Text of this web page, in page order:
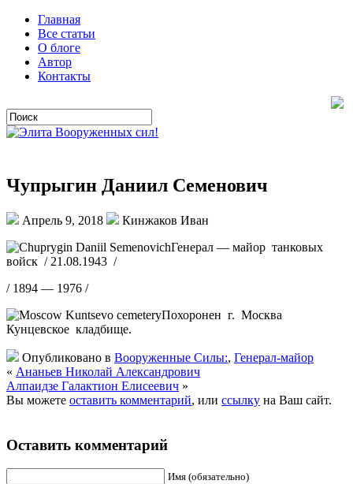
Главная
Все статьи
О блоге
Автор
Контакты
Чупрыгин Даниил Семенович
Апрель 9, 2018
Кинжаков Иван
Генерал — майор танковых
войск / 21.08.1943 /
/ 1894 — 1976 /
Похоронен г. Москва
Кунцевское кладбище.
Опубликовано в Вооруженные Силы:, Генерал-майор
« Ананьев Николай Александрович
Алпаидзе Галактион Елисеевич »
Вы можете оставить комментарий, или ссылку на Ваш сайт.
Оставить комментарий
Имя (обязательно)